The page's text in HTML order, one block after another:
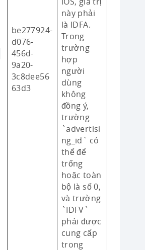
be277924-
d076-
456d-
9a20-
3c8dee56
63d3
này phải
là IDFA.
Trong
trường
hợp
người
dùng
không
đồng ý,
trường
`advertisi
ng_id` có
thể để
trống
hoặc toàn
bộ là số 0,
và trường
`IDFV`
phải được
cung cấp
trong